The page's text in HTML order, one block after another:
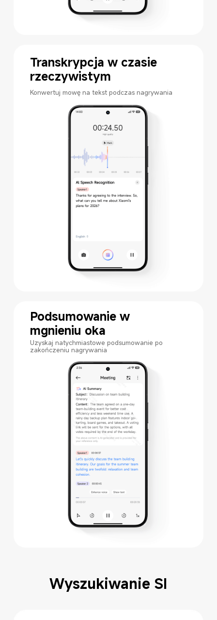
Transkrypcja w czasie
rzeczywistym
Konwertuj mowę na tekst podczas nagrywania
Podsumowanie w
mgnieniu oka
Uzyskaj natychmiastowe podsumowanie po
zakończeniu nagrywania
Wyszukiwanie SI